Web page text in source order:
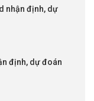
nhận định, dự
định, dự đoán